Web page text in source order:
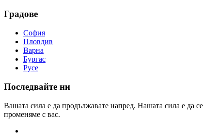
Градове
София
Пловдив
Варна
Бургас
Русе
Последвайте ни
Вашата сила е да продължавате напред. Нашата сила е да се
променяме с вас.